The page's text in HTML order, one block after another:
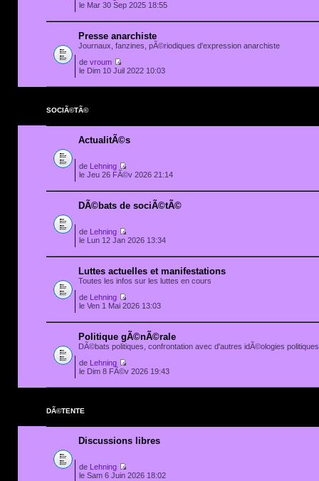
le Mar 30 Sep 2025 18:55
Presse anarchiste
Journaux, fanzines, pÃ©riodiques d'expression anarchiste
de vroum
le Dim 10 Juil 2022 10:03
SOCIÃ©TÃ©
ActualitÃ©s
de
Lehning
le Jeu 26 FÃ©v 2026 21:14
DÃ©bats de sociÃ©tÃ©
de
Lehning
le Lun 12 Jan 2026 13:34
Luttes actuelles et manifestations
Toutes les infos sur les luttes en cours
de
Lehning
le Ven 1 Mai 2026 13:03
Politique gÃ©nÃ©rale
DÃ©bats politiques, confrontation avec d'autres idÃ©ologies
de
Lehning
le Dim 8 FÃ©v 2026 19:43
DÃ©TENTE
Discussions libres
de
Lehning
le Sam 6 Juin 2026 18:02